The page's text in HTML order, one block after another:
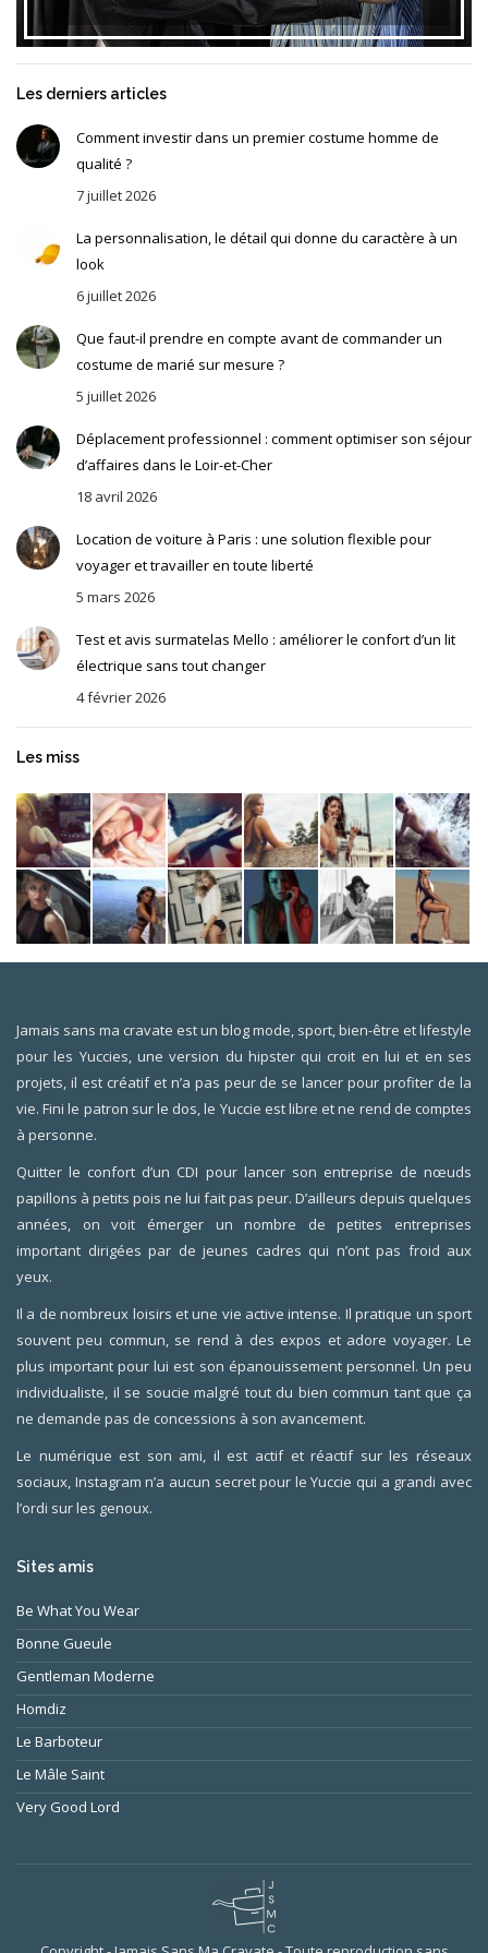
Les derniers articles
Comment investir dans un premier costume homme de
qualité ?
7 juillet 2026
La personnalisation, le détail qui donne du caractère à un
look
6 juillet 2026
Que faut-il prendre en compte avant de commander un
costume de marié sur mesure ?
5 juillet 2026
Déplacement professionnel : comment optimiser son séjour
d’affaires dans le Loir-et-Cher
18 avril 2026
Location de voiture à Paris : une solution flexible pour
voyager et travailler en toute liberté
5 mars 2026
Test et avis surmatelas Mello : améliorer le confort d’un lit
électrique sans tout changer
4 février 2026
Les miss
Jamais sans ma cravate est un blog mode, sport, bien-être et lifestyle
pour les Yuccies, une version du hipster qui croit en lui et en ses
projets, il est créatif et n’a pas peur de se lancer pour profiter de la
vie. Fini le patron sur le dos, le Yuccie est libre et ne rend de comptes
à personne.
Quitter le confort d’un CDI pour lancer son entreprise de nœuds
papillons à petits pois ne lui fait pas peur. D’ailleurs depuis quelques
années, on voit émerger un nombre de petites entreprises
important dirigées par de jeunes cadres qui n’ont pas froid aux
yeux.
Il a de nombreux loisirs et une vie active intense. Il pratique un sport
souvent peu commun, se rend à des expos et adore voyager. Le
plus important pour lui est son épanouissement personnel. Un peu
individualiste, il se soucie malgré tout du bien commun tant que ça
ne demande pas de concessions à son avancement.
Le numérique est son ami, il est actif et réactif sur les réseaux
sociaux, Instagram n’a aucun secret pour le Yuccie qui a grandi avec
l’ordi sur les genoux.
Sites amis
Be What You Wear
Bonne Gueule
Gentleman Moderne
Homdiz
Le Barboteur
Le Mâle Saint
Very Good Lord